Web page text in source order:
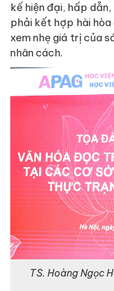
kế hiện đại, hấp
phải kết hợp hài hòa
xem nhẹ giá trị của
nhân cách.
TS. Hoàng Ngọc